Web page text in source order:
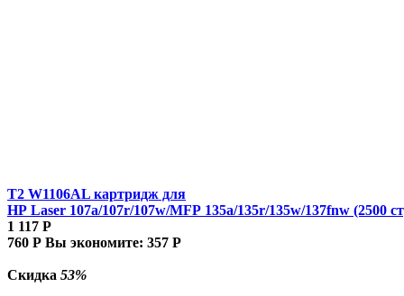
T2 W1106AL картридж для
HP Laser 107a/107r/107w/MFP 135a/135r/135w/137fnw (2500
1 117 Р
760 Р Вы экономите: 357 Р
Скидка 53%